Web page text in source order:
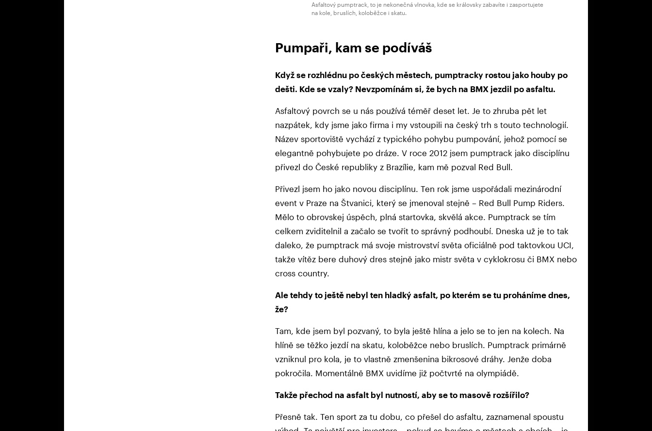
Asfaltový pumptrack, to je nekonečná vlnovka, kde se královsky zabavíte i zasportujete
na kole, bruslích, koloběžce i skatu.
Pumpaři, kam se podíváš
Když se rozhlédnu po českých městech, pumptracky rostou jako houby po
dešti. Kde se vzaly? Nevzpomínám si, že bych na BMX jezdil po asfaltu.
Asfaltový povrch se u nás používá téměř deset let. Je to zhruba pět let
nazpátek, kdy jsme jako firma i my vstoupili na český trh s touto technologií.
Název sportoviště vychází z typického pohybu pumpování, jehož pomocí se
elegantně pohybujete po dráze. V roce 2012 jsem pumptrack jako disciplínu
přivezl do České republiky z Brazílie, kam mě pozval Red Bull.
Přivezl jsem ho jako novou disciplínu. Ten rok jsme uspořádali mezinárodní
event v Praze na Štvanici, který se jmenoval stejně – Red Bull Pump Riders.
Mělo to obrovskej úspěch, plná startovka, skvělá akce. Pumptrack se tím
celkem zviditelnil a začalo se tvořit to správný podhoubí. Dneska už je to tak
daleko, že pumptrack má svoje mistrovství světa oficiálně pod taktovkou UCI,
takže vítěz bere duhový dres stejně jako mistr světa v cyklokrosu či BMX nebo
cross country.
Ale tehdy to ještě nebyl ten hladký asfalt, po kterém se tu proháníme dnes,
že?
Tam, kde jsem byl pozvaný, to byla ještě hlína a jelo se to jen na kolech. Na
hlíně se těžko jezdí na skatu, koloběžce nebo bruslích. Pumptrack primárně
vzniknul pro kola, je to vlastně zmenšenina bikrosové dráhy. Jenže doba
pokročila. Momentálně BMX uvidíme již počtvrté na olympiádě.
Takže přechod na asfalt byl nutností, aby se to masově rozšířilo?
Přesně tak. Ten sport za tu dobu, co přešel do asfaltu, zaznamenal spoustu